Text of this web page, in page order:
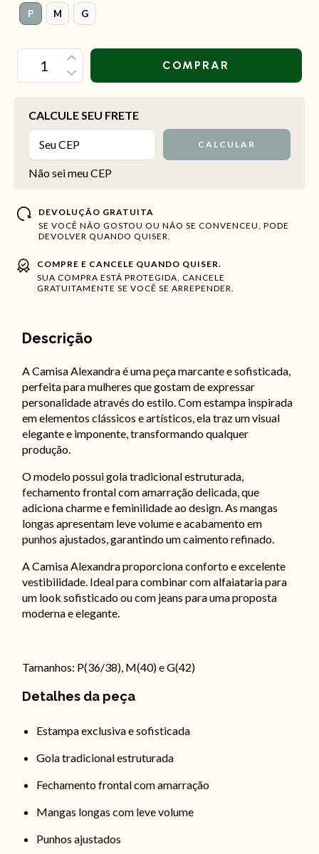
P M G
OPÇÕES DE FRETE
CALCULE SEU FRETE
CALCULAR
Não sei meu CEP
DEVOLUÇÃO GRATUITA
SE VOCÊ NÃO GOSTOU OU NÃO SE CONVENCEU, PODE
DEVOLVER QUANDO QUISER.
COMPRE E CANCELE QUANDO QUISER.
SUA COMPRA ESTÁ PROTEGIDA, CANCELE
GRATUITAMENTE SE VOCÊ SE ARREPENDER.
Descrição
A Camisa Alexandra é uma peça marcante e sofisticada,
perfeita para mulheres que gostam de expressar
personalidade através do estilo. Com estampa inspirada
em elementos clássicos e artísticos, ela traz um visual
elegante e imponente, transformando qualquer
produção.
O modelo possui gola tradicional estruturada,
fechamento frontal com amarração delicada, que
adiciona charme e feminilidade ao design. As mangas
longas apresentam leve volume e acabamento em
punhos ajustados, garantindo um caimento refinado.
A Camisa Alexandra proporciona conforto e excelente
vestibilidade. Ideal para combinar com alfaiataria para
um look sofisticado ou com jeans para uma proposta
moderna e elegante.
Tamanhos: P(36/38), M(40) e G(42)
Detalhes da peça
Estampa exclusiva e sofisticada
Gola tradicional estruturada
Fechamento frontal com amarração
Mangas longas com leve volume
Punhos ajustados